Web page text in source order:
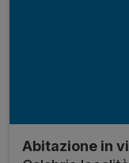
Abitazione in